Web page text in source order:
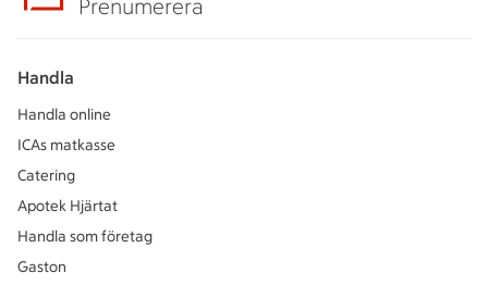
Prenumerera
Handla
Handla online
ICAs matkasse
Catering
Apotek Hjärtat
Handla som företag
Gaston